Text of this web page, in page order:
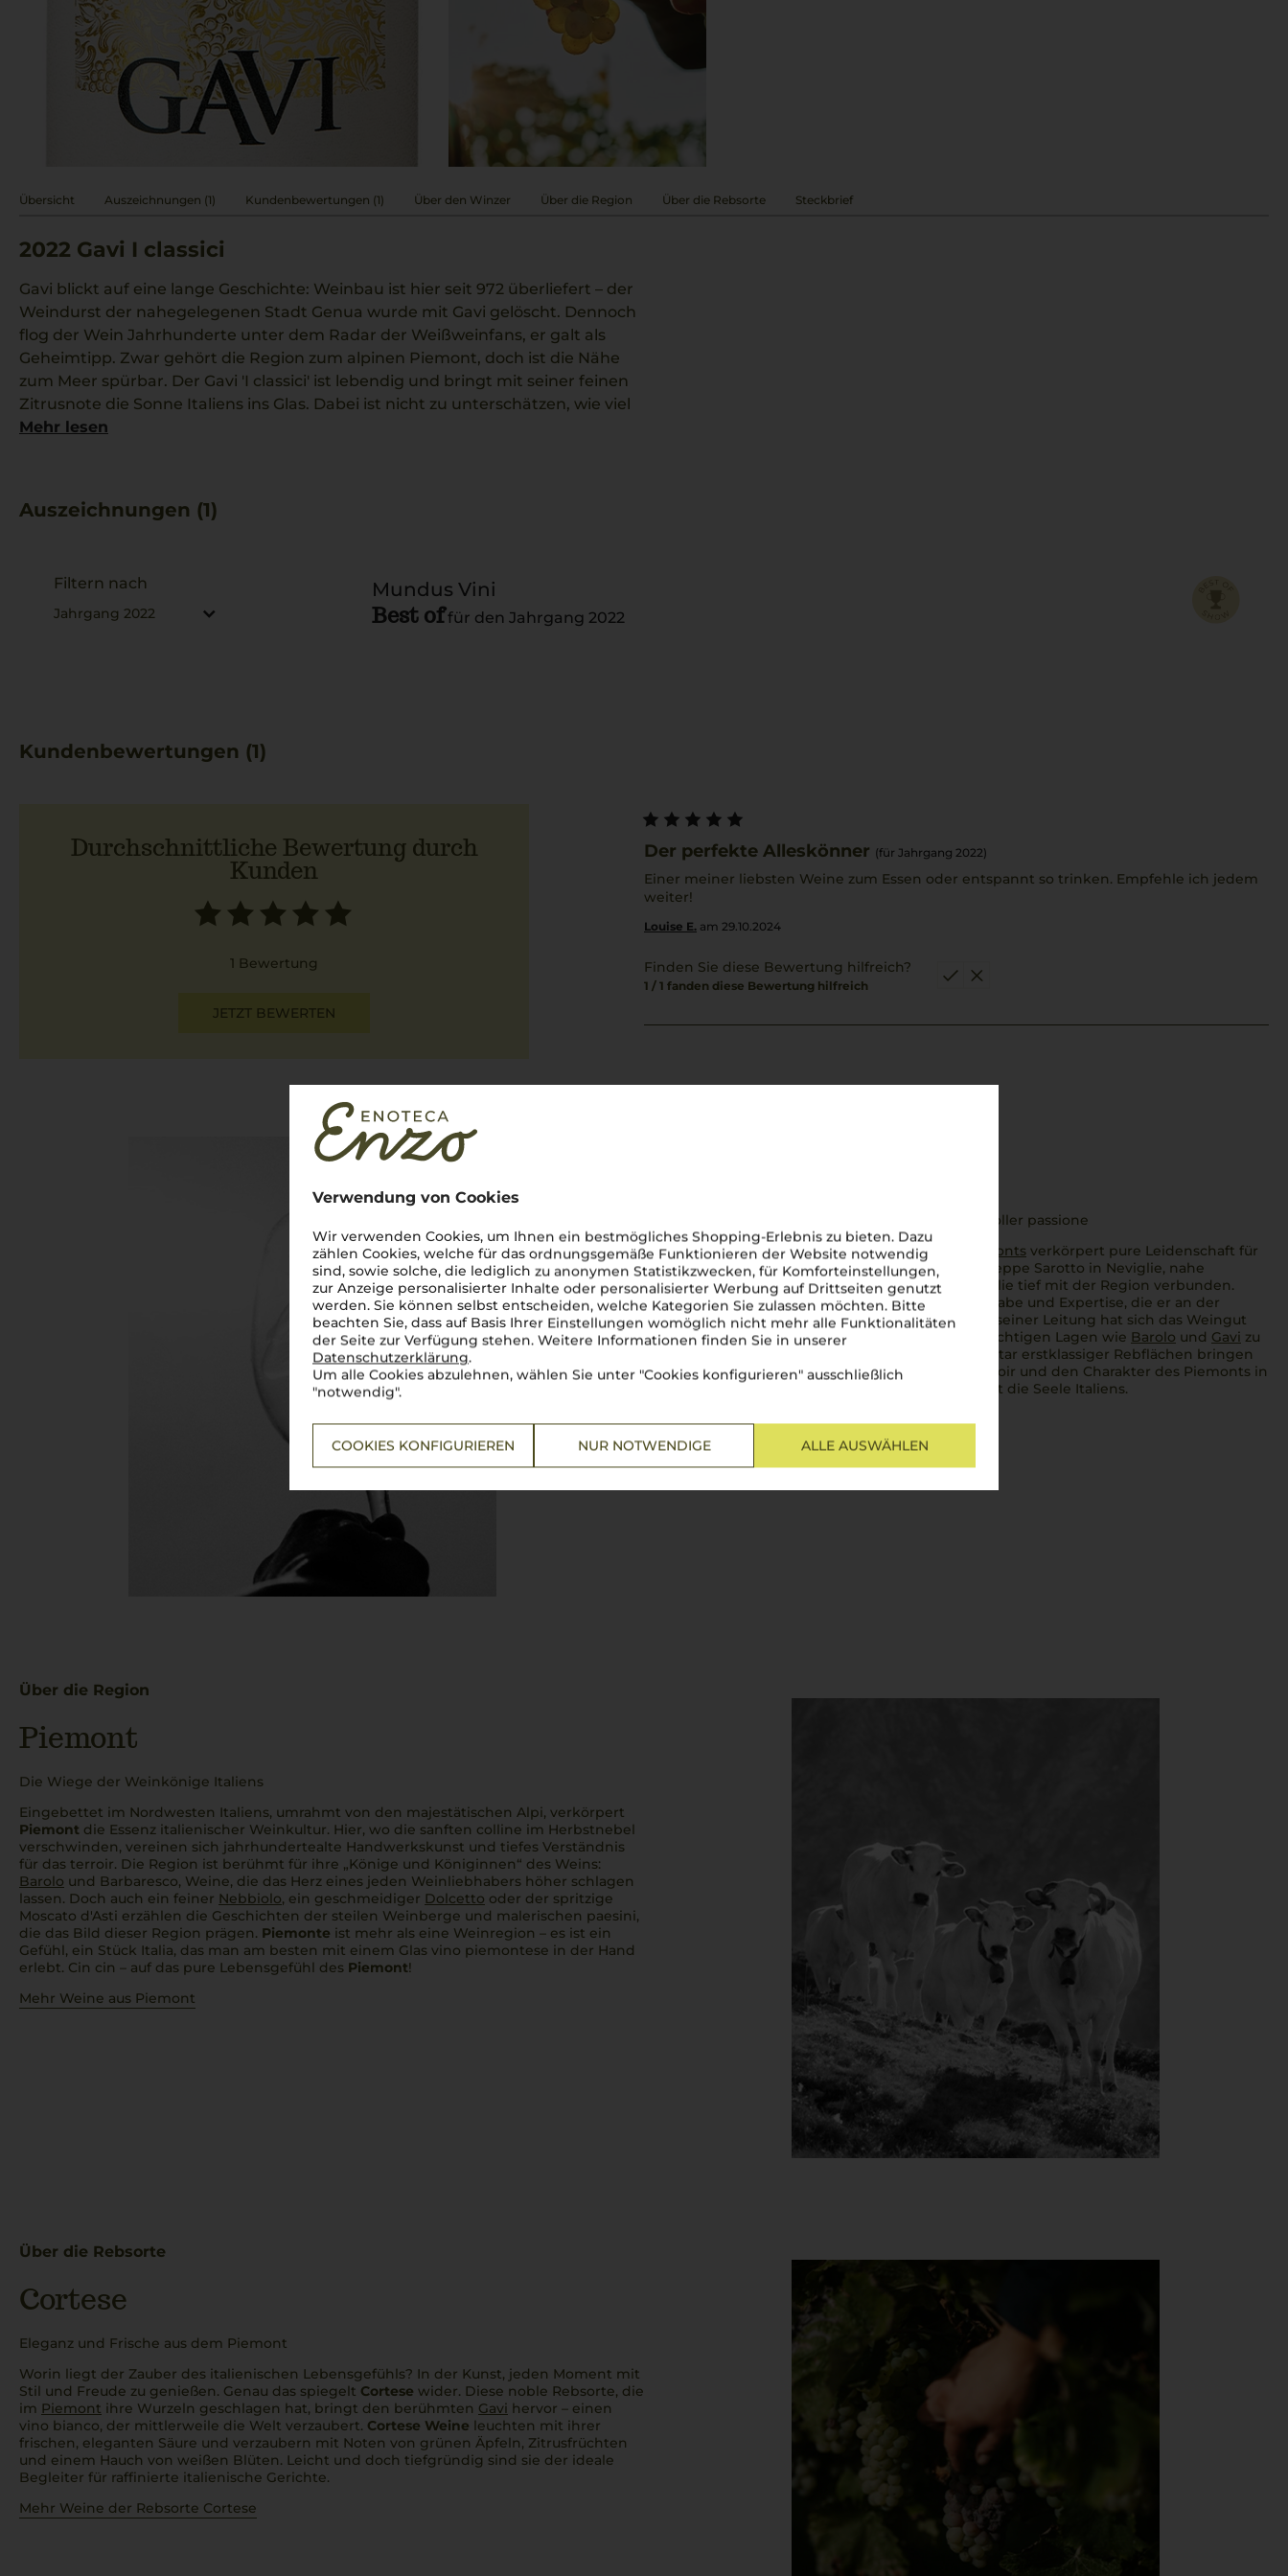
Verwendung von Cookies
Wir verwenden Cookies, um Ihnen ein bestmögliches Shopping-Erlebnis zu bieten. Dazu
zählen Cookies, welche für das ordnungsgemäße Funktionieren der Website notwendig
sind, sowie solche, die lediglich zu anonymen Statistikzwecken, für Komforteinstellungen,
zur Anzeige personalisierter Inhalte oder personalisierter Werbung auf Drittseiten genutzt
werden. Sie können selbst entscheiden, welche Kategorien Sie zulassen möchten. Bitte
beachten Sie, dass auf Basis Ihrer Einstellungen womöglich nicht mehr alle Funktionalitäten
der Seite zur Verfügung stehen. Weitere Informationen finden Sie in unserer
Datenschutzerklärung.
Um alle Cookies abzulehnen, wählen Sie unter "Cookies konfigurieren" ausschließlich
"notwendig".
COOKIES KONFIGURIEREN NUR NOTWENDIGE ALLE AUSWÄHLEN
Übersicht Auszeichnungen (1) Kundenbewertungen (1) Über den Winzer Über die Region Über die Rebsorte Steckbrief
2022 Gavi I classici
Gavi blickt auf eine lange Geschichte: Weinbau ist hier seit 972 überliefert – der
Weindurst der nahegelegenen Stadt Genua wurde mit Gavi gelöscht. Dennoch
flog der Wein Jahrhunderte unter dem Radar der Weißweinfans, er galt als
Geheimtipp. Zwar gehört die Region zum alpinen Piemont, doch ist die Nähe
zum Meer spürbar. Der Gavi 'I classici' ist lebendig und bringt mit seiner feinen
Zitrusnote die Sonne Italiens ins Glas. Dabei ist nicht zu unterschätzen, wie viel
Kraft der Wein hat. Nicht nur kulinarisch, sondern auch optisch ein Gewinn für
Mehr lesen
Auszeichnungen (1)
Filtern nach
Jahrgang 2022
Mundus Vini
Best of für den Jahrgang 2022
Kundenbewertungen (1)
Durchschnittliche Bewertung durch
Kunden
1 Bewertung
JETZT BEWERTEN
Der perfekte Alleskönner (für Jahrgang 2022)
Einer meiner liebsten Weine zum Essen oder entspannt so trinken. Empfehle ich jedem
weiter!
Louise E. am 29.10.2024
Finden Sie diese Bewertung hilfreich?
1 / 1 fanden diese Bewertung hilfreich
200 Jahre Weingeschichte – Ein Familienbetrieb voller passione
DasWeingut Roberto Sarotto im Herzen des Piemonts verkörpert pure Leidenschaft für
den Weinbau,una vera passione. Seit 1820, als Giuseppe Sarotto in Neviglie, nahe
Barbaresco, die ersten Reben pflanzte, ist die Familie tief mit der Region verbunden.
Heute führt Roberto Sarottodas Weingut mit Hingabe und Expertise, die er an der
renommierten Weinschule in Alba erlernte. Unter seiner Leitung hat sich das Weingut
durch den Erwerb neuer Weinberge in prestigeträchtigen Lagen wie Barolo und Gavi zu
einem Spitzenproduzenten entwickelt. Die 80 Hektar erstklassiger Rebflächen bringen
vielfach ausgezeichnete Weine hervor, die das Terroir und den Charakter des Piemonts in
jedem Glas widerspiegeln.
, und man spürt die Seele Italiens.
Mehr Weine von Roberto Sarotto
Über die Region
Piemont
Die Wiege der Weinkönige Italiens
Eingebettet im Nordwesten Italiens, umrahmt von den majestätischen Alpi, verkörpert
Piemont die Essenz italienischer Weinkultur. Hier, wo die sanften colline im Herbstnebel
verschwinden, vereinen sich jahrhundertealte Handwerkskunst und tiefes Verständnis
für das terroir. Die Region ist berühmt für ihre „Könige und Königinnen“ des Weins:
Barolo und Barbaresco, Weine, die das Herz eines jeden Weinliebhabers höher schlagen
lassen. Doch auch ein feiner Nebbiolo, ein geschmeidiger Dolcetto oder der spritzige
Moscato d'Asti erzählen die Geschichten der steilen Weinberge und malerischen paesini,
die das Bild dieser Region prägen. Piemonte ist mehr als eine Weinregion – es ist ein
Gefühl, ein Stück Italia, das man am besten mit einem Glas vino piemontese in der Hand
erlebt. Cin cin – auf das pure Lebensgefühl des Piemont!
Mehr Weine aus Piemont
Über die Rebsorte
Cortese
Eleganz und Frische aus dem Piemont
Worin liegt der Zauber des italienischen Lebensgefühls? In der Kunst, jeden Moment mit
Stil und Freude zu genießen. Genau das spiegelt Cortese wider. Diese noble Rebsorte, die
im Piemont ihre Wurzeln geschlagen hat, bringt den berühmten Gavi hervor – einen
vino bianco, der mittlerweile die Welt verzaubert. Cortese Weine leuchten mit ihrer
frischen, eleganten Säure und verzaubern mit Noten von grünen Äpfeln, Zitrusfrüchten
und einem Hauch von weißen Blüten. Leicht und doch tiefgründig sind sie der ideale
Begleiter für raffinierte italienische Gerichte.
Mehr Weine der Rebsorte Cortese